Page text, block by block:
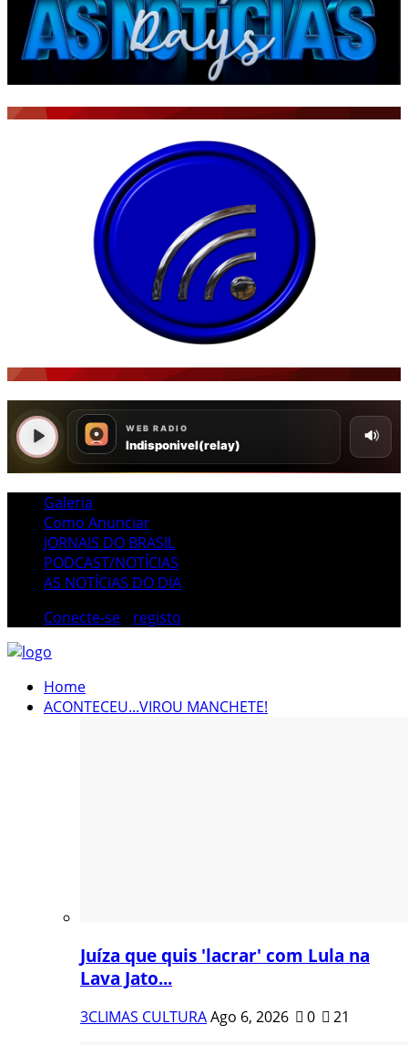
Galeria
Como Anunciar
JORNAIS DO BRASIL
PODCAST/NOTÍCIAS
AS NOTÍCIAS DO DIA
Conecte-se
registo
Home
ACONTECEU...VIROU MANCHETE!
Juíza que quis 'lacrar' com Lula na
Lava Jato...
3CLIMAS CULTURAAgo 6, 2026 0 21